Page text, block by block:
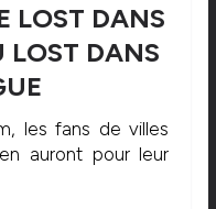
LOST DANS
LOST DANS
les fans de villes
auront pour leur